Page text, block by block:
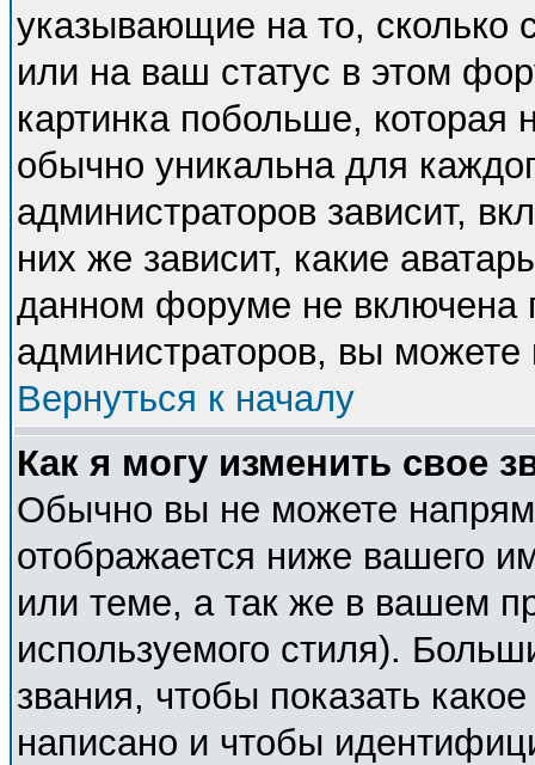
указывающие на то,
или на ваш статус в этом
картинка побольше, которая
обычно уникальна для
администраторов зависит,
них же зависит, какие
данном форуме не включена
администраторов, вы
Вернуться к началу
Как я могу изменить свое
Обычно вы не можете
отображается ниже вашего
или теме, а так же в вашем
используемого стиля).
звания, чтобы показать
написано и чтобы